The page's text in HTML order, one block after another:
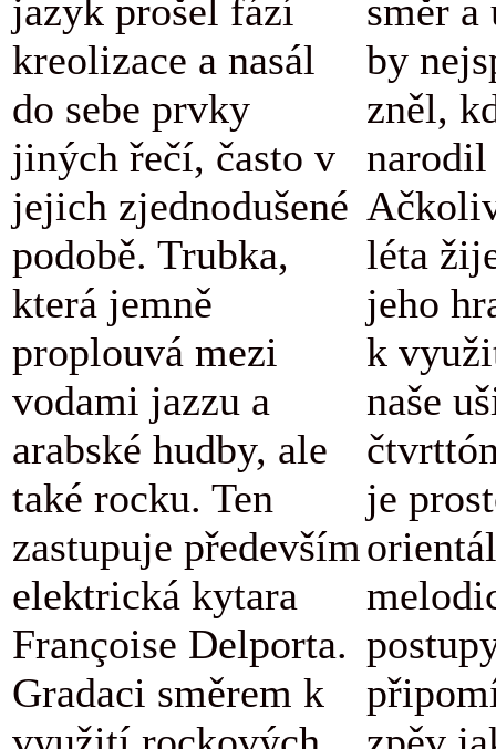
jazyk prošel fází
kreolizace a nasál
do sebe prvky
jiných řečí, často v
jejich zjednodušené
podobě. Trubka,
která jemně
proplouvá mezi
vodami jazzu a
arabské hudby, ale
také rocku. Ten
zastupuje především
elektrická kytara
Françoise Delporta.
Gradaci směrem k
směr a
by
zněl,
léta
jeho
k
naše
je